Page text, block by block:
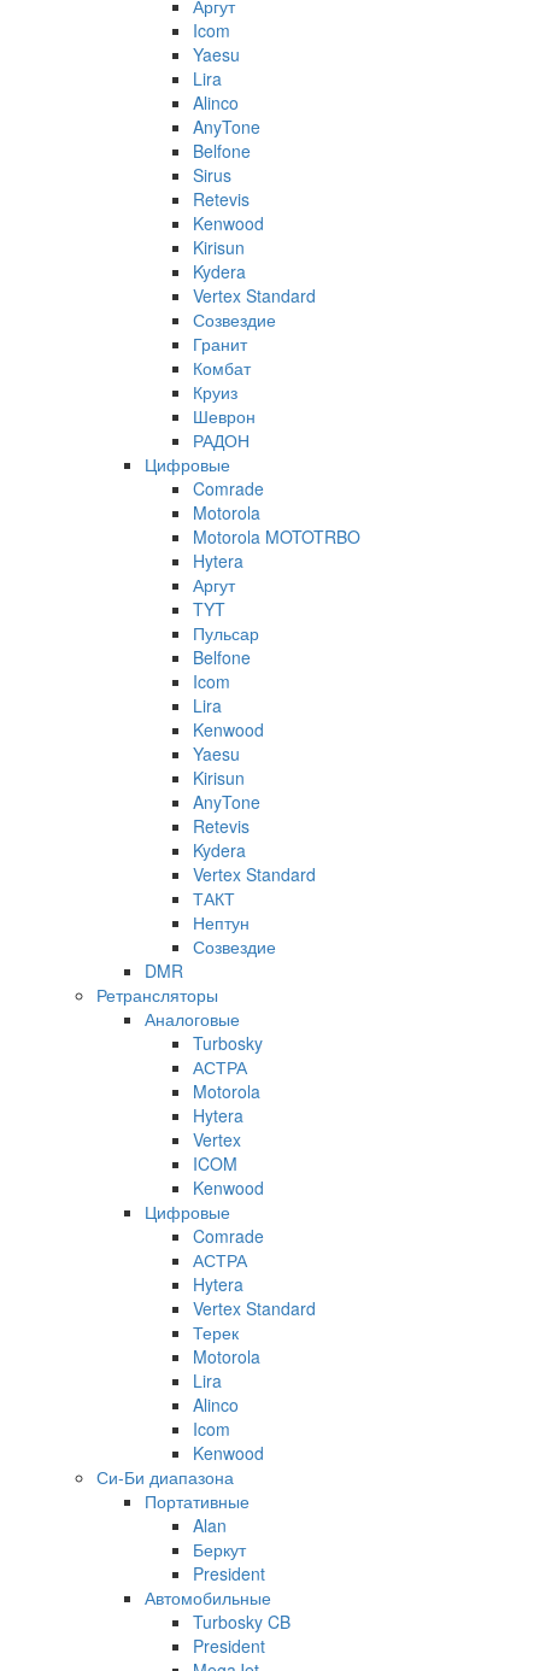
Аргут
Icom
Yaesu
Lira
Alinco
AnyTone
Belfone
Sirus
Retevis
Kenwood
Kirisun
Kydera
Vertex Standard
Созвездие
Гранит
Комбат
Круиз
Шеврон
РАДОН
Цифровые
Comrade
Motorola
Motorola MOTOTRBO
Hytera
Аргут
TYT
Пульсар
Belfone
Icom
Lira
Kenwood
Yaesu
Kirisun
AnyTone
Retevis
Kydera
Vertex Standard
ТАКТ
Нептун
Созвездие
DMR
Ретрансляторы
Аналоговые
Turbosky
АСТРА
Motorola
Hytera
Vertex
ICOM
Kenwood
Цифровые
Comrade
АСТРА
Hytera
Vertex Standard
Терек
Motorola
Lira
Alinco
Icom
Kenwood
Си-Би диапазона
Портативные
Alan
Беркут
President
Автомобильные
Turbosky CB
President